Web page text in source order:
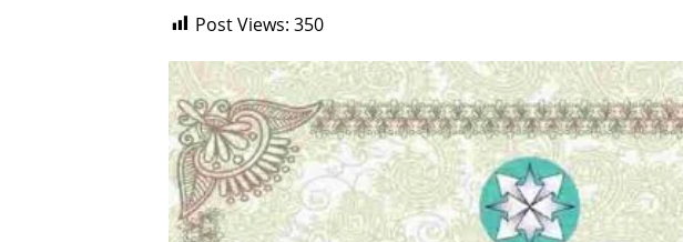
Post Views: 350